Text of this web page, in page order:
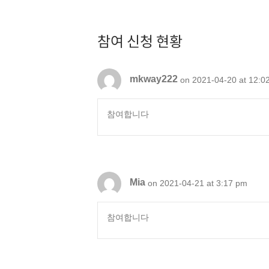
참여 신청 현황
mkway222 on 2021-04-20 at
참여합니다
Mia on 2021-04-21 at 3:17 pm
참여합니다